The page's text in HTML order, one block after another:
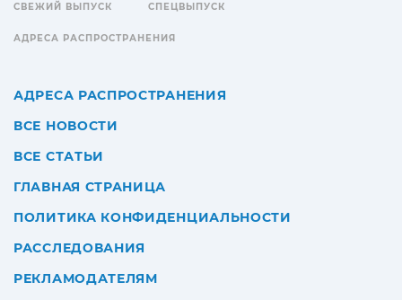
СВЕЖИЙ ВЫПУСК СПЕЦВЫПУСК
АДРЕСА РАСПРОСТРАНЕНИЯ
АДРЕСА РАСПРОСТРАНЕНИЯ
ВСЕ НОВОСТИ
ВСЕ СТАТЬИ
ГЛАВНАЯ СТРАНИЦА
ПОЛИТИКА КОНФИДЕНЦИАЛЬНОСТИ
РАССЛЕДОВАНИЯ
РЕКЛАМОДАТЕЛЯМ